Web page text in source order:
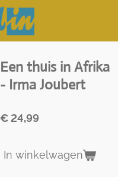
Een thuis in Afrika
- Irma Joubert
€ 24,99
In winkelwagen